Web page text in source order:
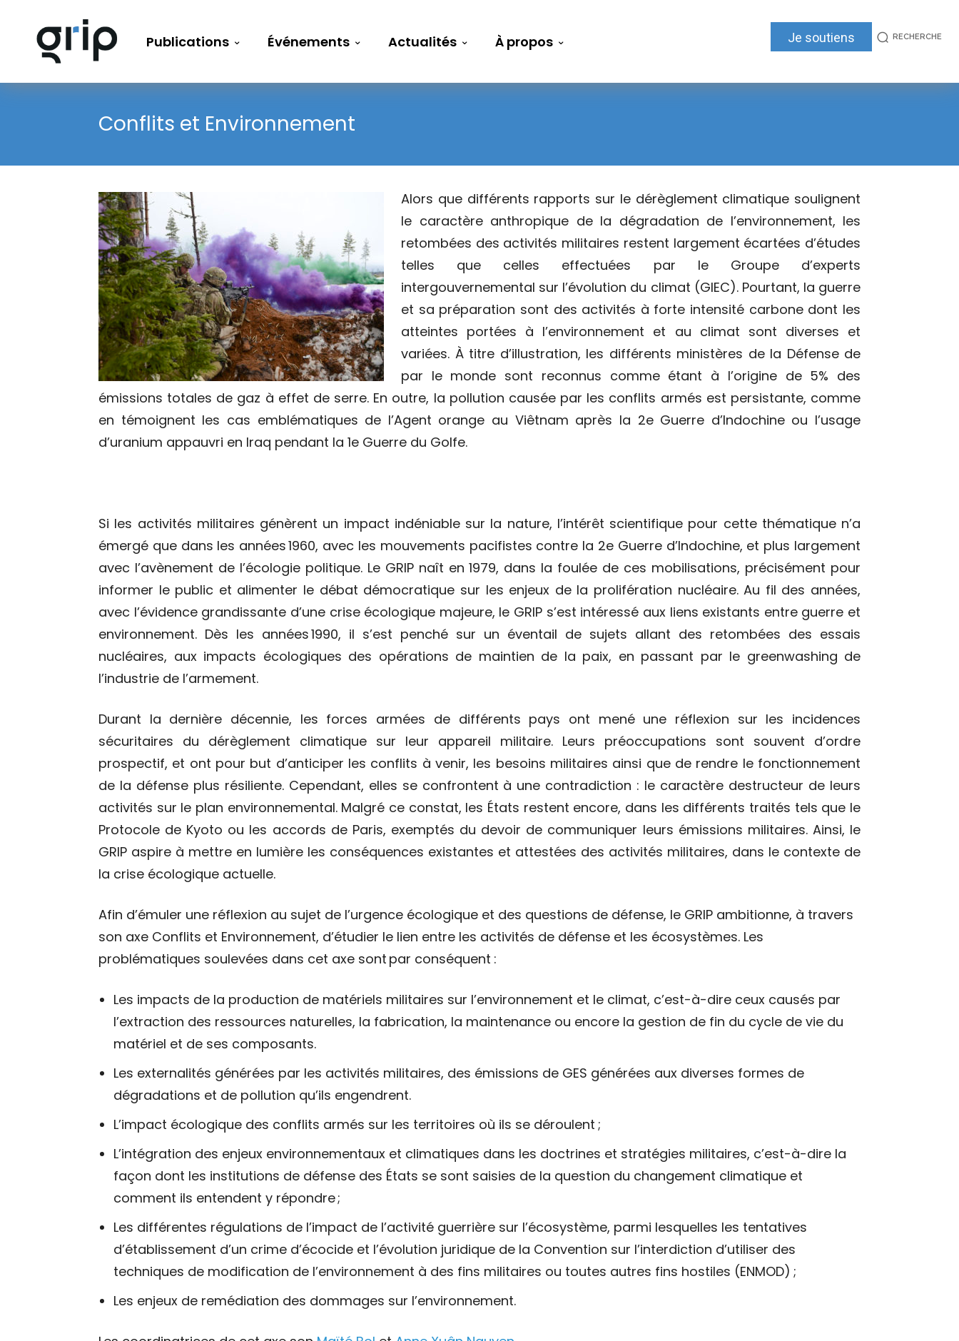
Publications Événements Actualités À propos Je soutiens RECHERCHE
Conflits et Environnement
Alors que différents rapports sur le dérèglement climatique soulignent
le caractère anthropique de la dégradation de l’environnement, les
retombées des activités militaires restent largement écartées d’études
telles que celles effectuées par le Groupe d’experts
intergouvernemental sur l’évolution du climat (GIEC). Pourtant, la guerre
et sa préparation sont des activités à forte intensité carbone dont les
atteintes portées à l’environnement et au climat sont diverses et
variées. À titre d’illustration, les différents ministères de la Défense de
par le monde sont reconnus comme étant à l’origine de 5% des
émissions totales de gaz à effet de serre. En outre, la pollution causée par les conflits armés est persistante, comme
en témoignent les cas emblématiques de l’Agent orange au Viêtnam après la 2eGuerre d’Indochine ou l’usage
d’uranium appauvri en Iraq pendant la 1e Guerre du Golfe.
Si les activités militaires génèrent un impact indéniable sur la nature, l’intérêt scientifique pour cette thématique n’a
émergé que dans les années 1960, avec les mouvements pacifistes contre la 2eGuerre d’Indochine, et plus largement
avec l’avènement de l’écologie politique. Le GRIP naît en 1979, dans la foulée de ces mobilisations, précisément pour
informer le public et alimenter le débat démocratique sur les enjeux de la prolifération nucléaire. Au fil des années,
avec l’évidence grandissante d’une crise écologique majeure, le GRIP s’est intéressé aux liens existants entre guerre et
environnement. Dès les années 1990, il s’est penché sur un éventail de sujets allant des retombées des essais
nucléaires, aux impacts écologiques des opérations de maintien de la paix, en passant par le greenwashing de
l’industrie de l’armement.
Durant la dernière décennie, les forces armées de différents pays ont mené une réflexion sur les incidences
sécuritaires du dérèglement climatique sur leur appareil militaire. Leurs préoccupations sont souvent d’ordre
prospectif, et ont pour but d’anticiper les conflits à venir, les besoins militaires ainsi que de rendre le fonctionnement
de la défense plus résiliente. Cependant, elles se confrontent à une contradiction : le caractère destructeur de leurs
activités sur le plan environnemental. Malgré ce constat, les États restent encore, dans les différents traités tels que le
Protocole de Kyoto ou les accords de Paris, exemptés du devoir de communiquer leurs émissions militaires. Ainsi, le
GRIP aspire à mettre en lumière les conséquences existantes et attestées des activités militaires, dans le contexte de
la crise écologique actuelle.
Afin d’émuler une réflexion au sujet de l’urgence écologique et des questions de défense, le GRIP ambitionne, à travers
son axe Conflits et Environnement, d’étudier le lien entre les activités de défense et les écosystèmes. Les
problématiques soulevées dans cet axe sont par conséquent :
Les impacts de la production de matériels militaires sur l’environnement et le climat, c’est-à-dire ceux causés par
l’extraction des ressources naturelles, la fabrication, la maintenance ou encore la gestion de fin du cycle de vie du
matériel et de ses composants.
Les externalités générées par les activités militaires, des émissions de GES générées aux diverses formes de
dégradations et de pollution qu’ils engendrent.
L’impact écologique des conflits armés sur les territoires où ils se déroulent ;
L’intégration des enjeux environnementaux et climatiques dans les doctrines et stratégies militaires, c’est-à-dire la
façon dont les institutions de défense des États se sont saisies de la question du changement climatique et
comment ils entendent y répondre ;
Les différentes régulations de l’impact de l’activité guerrière sur l’écosystème, parmi lesquelles les tentatives
d’établissement d’un crime d’écocide et l’évolution juridique de la Convention sur l’interdiction d’utiliser des
techniques de modification de l’environnement à des fins militaires ou toutes autres fins hostiles (ENMOD) ;
Les enjeux de remédiation des dommages sur l’environnement.